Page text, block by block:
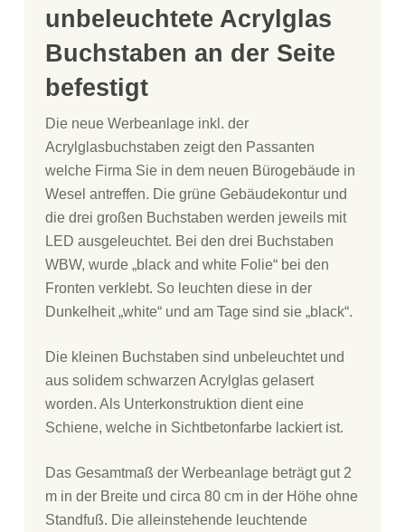
unbeleuchtete Acrylglas
Buchstaben an der Seite
befestigt
Die neue Werbeanlage inkl. der
Acrylglasbuchstaben zeigt den Passanten
welche Firma Sie in dem neuen Bürogebäude in
Wesel antreffen. Die grüne Gebäudekontur und
die drei großen Buchstaben werden jeweils mit
LED ausgeleuchtet. Bei den drei Buchstaben
WBW, wurde „black and white Folie“ bei den
Fronten verklebt. So leuchten diese in der
Dunkelheit „white“ und am Tage sind sie „black“.
Die kleinen Buchstaben sind unbeleuchtet und
aus solidem schwarzen Acrylglas gelasert
worden. Als Unterkonstruktion dient eine
Schiene, welche in Sichtbetonfarbe lackiert ist.
Das Gesamtmaß der Werbeanlage beträgt gut 2
m in der Breite und circa 80 cm in der Höhe ohne
Standfuß. Die alleinstehende leuchtende